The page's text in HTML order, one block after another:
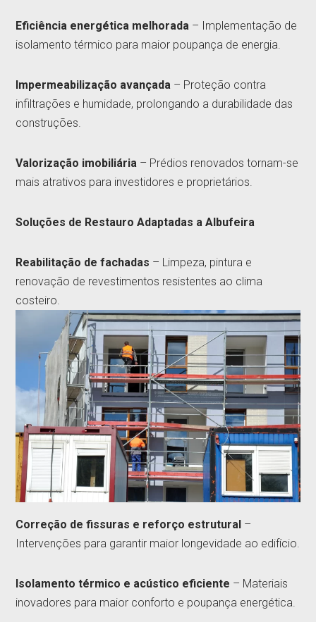
Eficiência energética melhorada – Implementação de
isolamento térmico para maior poupança de energia.
Impermeabilização avançada – Proteção contra
infiltrações e humidade, prolongando a durabilidade das
construções.
Valorização imobiliária – Prédios renovados tornam-se
mais atrativos para investidores e proprietários.
Soluções de Restauro Adaptadas a Albufeira
Reabilitação de fachadas – Limpeza, pintura e
renovação de revestimentos resistentes ao clima
costeiro.
Correção de fissuras e reforço estrutural –
Intervenções para garantir maior longevidade ao edifício.
Isolamento térmico e acústico eficiente – Materiais
inovadores para maior conforto e poupança energética.